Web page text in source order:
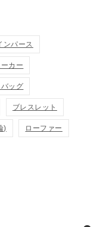
ンパース
カー
ッグ
ブレスレット
) ローファー